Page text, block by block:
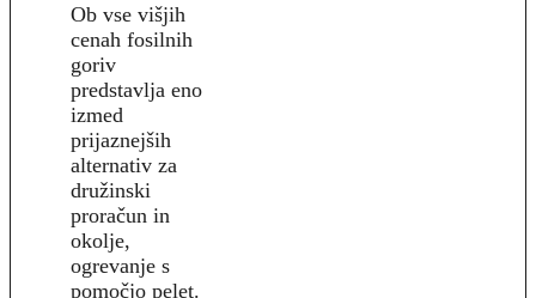
Ob vse višjih
cenah fosilnih
goriv
predstavlja eno
izmed
prijaznejših
alternativ za
družinski
proračun in
okolje,
ogrevanje s
pomočjo pelet.